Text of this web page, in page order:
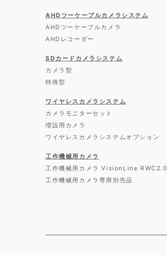
AHDツーケーブルカメラシステム
AHDツーケーブルカメラ
AHDレコーダー
SDカードカメラシステム
カメラ型
特殊型
ワイヤレスカメラシステム
カメラモニターセット
増設用カメラ
ワイヤレスカメラシステムオプション
工作機械用カメラ
工作機械用カメラ VisionLine RWC2.0
工作機械用カメラ専用別売品